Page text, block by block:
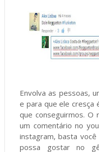
Envolva as pessoas,
e para que ele cresça
que conseguirmos.
um comentário no
instagram, basta
possa gostar no